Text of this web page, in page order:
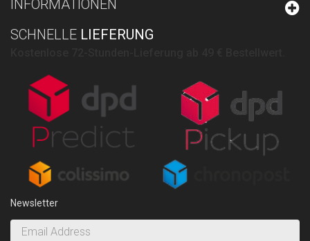
INFORMATIONEN
SCHNELLE LIEFERUNG
Newsletter